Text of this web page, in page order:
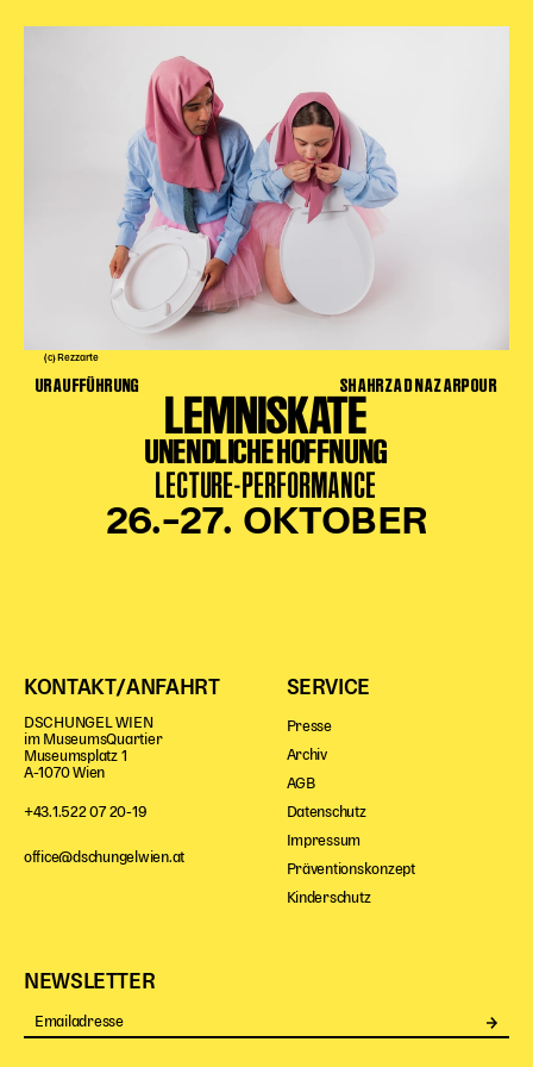
Vermietung
Newsletter
SPENDEN + FÖRDERN
Translate to English
SUCHE
Suchbegriffe
Suchen
(c) Rezzarte
URAUFFÜHRUNG SHAHRZAD NAZARPOUR
LEMNISKATE
UNENDLICHE HOFFNUNG
LECTURE-PERFORMANCE
26.–27. OKTOBER
KONTAKT/ANFAHRT
DSCHUNGEL WIEN
im MuseumsQuartier
Museumsplatz 1
A-1070 Wien
+43.1.522 07 20-19
office@dschungelwien.at
SERVICE
Presse
Archiv
AGB
Datenschutz
Impressum
Präventionskonzept
Kinderschutz
NEWSLETTER